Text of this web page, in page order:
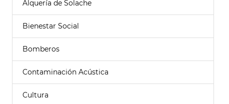
Alquería de Solache
Bienestar Social
Bomberos
Contaminación Acústica
Cultura